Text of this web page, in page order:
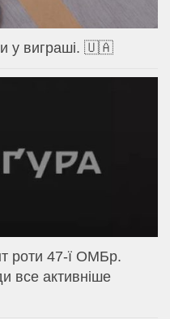
у виграші. 🇺🇦
роти 47-ї ОМБр.
все активніше